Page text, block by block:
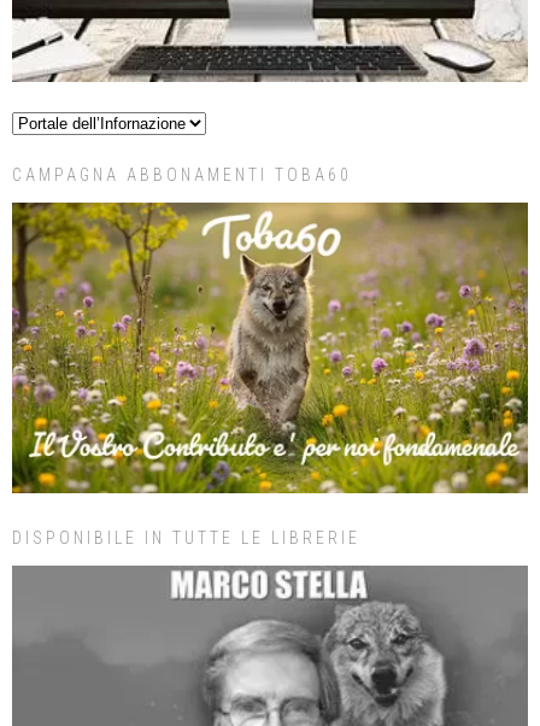
CAMPAGNA ABBONAMENTI TOBA60
DISPONIBILE IN TUTTE LE LIBRERIE